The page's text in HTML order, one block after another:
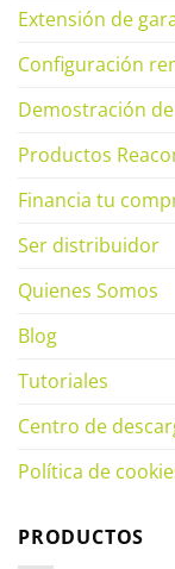
Extensión de
Configuración
Demostración de
Productos
Financia tu
Ser distribuidor
Quienes Somos
Blog
Tutoriales
Centro de
Política de
PRODUCTOS